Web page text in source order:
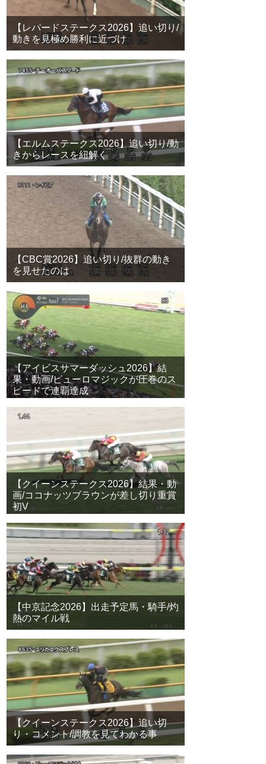
【レパードステークス2026】追い切り/
動きを見極め勝利に近づけ
【エルムステークス2026】追い切り/動
きからレースを紐解く
【CBC賞2026】追い切り/抜群の動き
を見せたのは
【アイビスサマーダッシュ2026】結
果・動画/ピューロマジックが圧巻のス
ピードで連覇達成
【クイーンステークス2026】結果・動
画/ココナッツブラウンが差し切り重賞
初V
【中京記念2026】出走予定馬・騎手/灼
熱のマイル戦
【クイーンステークス2026】追い切
り・コメント/調教を見てわかる事